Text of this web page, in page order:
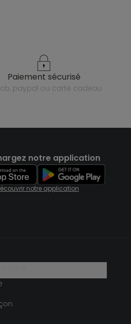
paiement sécurisé
cb, paypal ou carte cadeau
notre application
notre application